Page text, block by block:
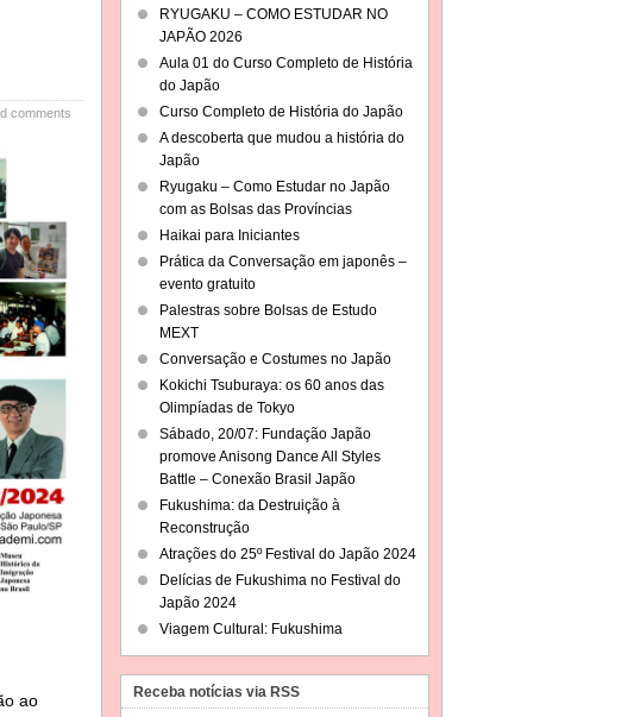
comments
ao
RYUGAKU – COMO ESTUDAR NO
JAPÃO 2026
Aula 01 do Curso Completo de História
do Japão
Curso Completo de História do Japão
A descoberta que mudou a história do
Japão
Ryugaku – Como Estudar no Japão
com as Bolsas das Províncias
Haikai para Iniciantes
Prática da Conversação em japonês –
evento gratuito
Palestras sobre Bolsas de Estudo
MEXT
Conversação e Costumes no Japão
Kokichi Tsuburaya: os 60 anos das
Olimpíadas de Tokyo
Sábado, 20/07: Fundação Japão
promove Anisong Dance All Styles
Battle – Conexão Brasil Japão
Fukushima: da Destruição à
Reconstrução
Atrações do 25º Festival do Japão 2024
Delícias de Fukushima no Festival do
Japão 2024
Viagem Cultural: Fukushima
Receba notícias via RSS